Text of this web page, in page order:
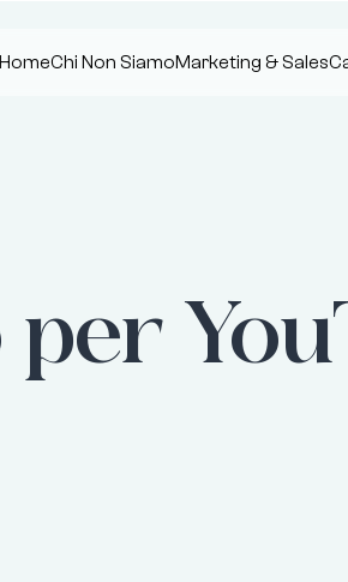
HomeChi Non SiamoMarketing & Sales